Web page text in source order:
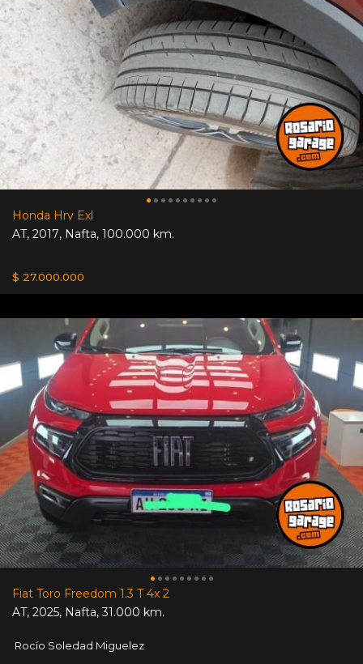
Honda Hrv Exl
AT, 2017, Nafta, 100.000 km.
$ 27.000.000
Fiat Toro Freedom 1.3 T 4x 2
AT, 2025, Nafta,31.000 km.
Rocío Soledad Miguelez